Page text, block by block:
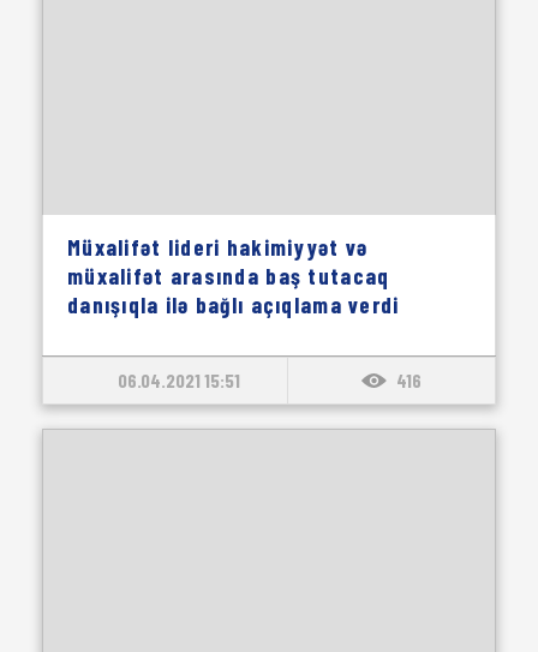
Müxalifət lideri hakimiyyət və
müxalifət arasında baş tutacaq
danışıqla ilə bağlı açıqlama verdi
06.04.2021 15:51 416